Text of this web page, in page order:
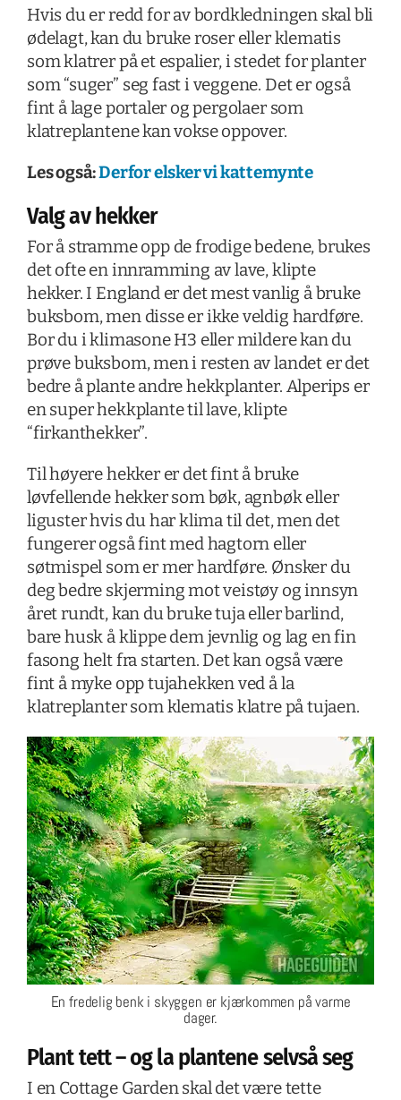
Hvis du er redd for av bordkledningen skal bli
ødelagt, kan du bruke roser eller klematis
som klatrer på et espalier, i stedet for planter
som “suger” seg fast i veggene. Det er også
fint å lage portaler og pergolaer som
klatreplantene kan vokse oppover.
Les også:Derfor elsker vi kattemynte
Valg av hekker
For å stramme opp de frodige bedene, brukes
det ofte en innramming av lave, klipte
hekker. I England er det mest vanlig å bruke
buksbom, men disse er ikke veldig hardføre.
Bor du i klimasone H3 eller mildere kan du
prøve buksbom, men i resten av landet er det
bedre å plante andre hekkplanter. Alperips er
en super hekkplante til lave, klipte
“firkanthekker”.
Til høyere hekker er det fint å bruke
løvfellende hekker som bøk, agnbøk eller
liguster hvis du har klima til det, men det
fungerer også fint med hagtorn eller
søtmispel som er mer hardføre. Ønsker du
deg bedre skjerming mot veistøy og innsyn
året rundt, kan du bruke tuja eller barlind,
bare husk å klippe dem jevnlig og lag en fin
fasong helt fra starten. Det kan også være
fint å myke opp tujahekken ved å la
klatreplanter som klematis klatre på tujaen.
En fredelig benk i skyggen er kjærkommen på varme
dager.
Plant tett – og la plantene selvså seg
I en Cottage Garden skal det være tette